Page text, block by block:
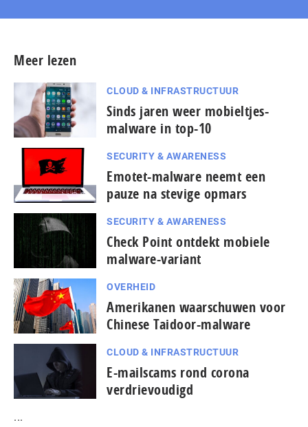
Meer lezen
CLOUD & INFRASTRUCTUUR
Sinds jaren weer mobieltjes-
malware in top-10
SECURITY & AWARENESS
Emotet-malware neemt een
pauze na stevige opmars
SECURITY & AWARENESS
Check Point ontdekt mobiele
malware-variant
OVERHEID
Amerikanen waarschuwen voor
Chinese Taidoor-malware
CLOUD & INFRASTRUCTUUR
E-mailscams rond corona
verdrievoudigd
...